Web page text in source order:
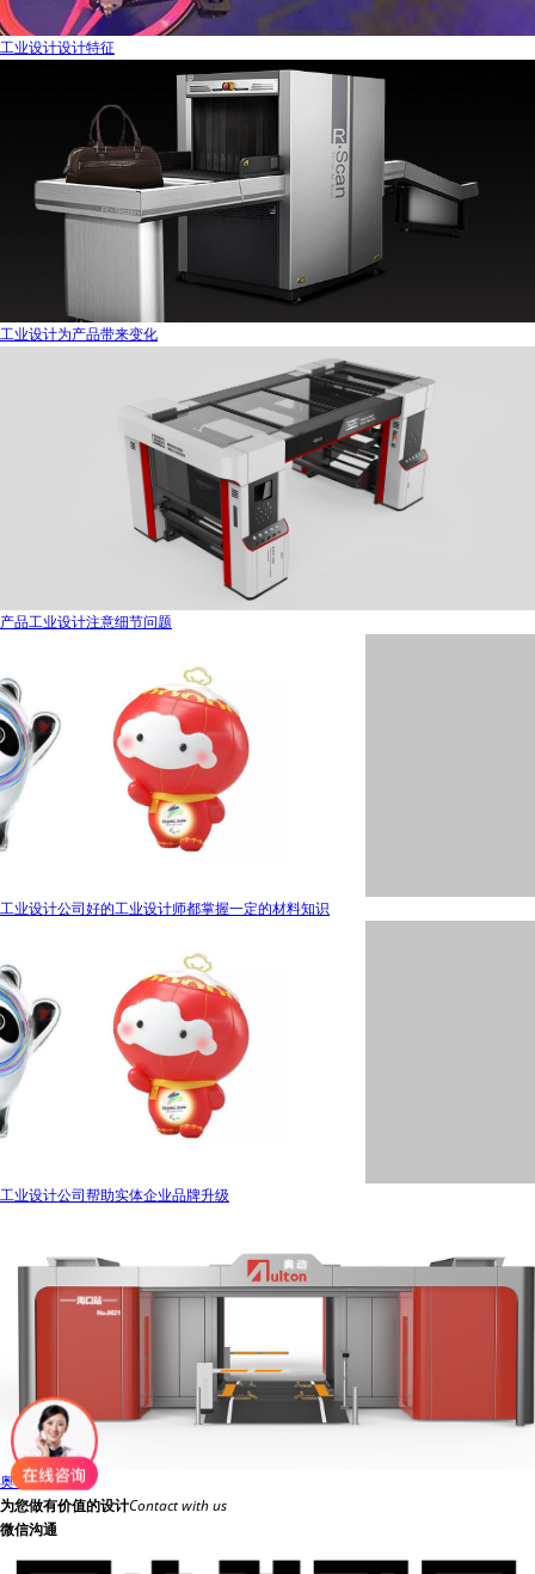
工业设计设计特征
工业设计为产品带来变化
产品工业设计注意细节问题
工业设计公司好的工业设计师都掌握一定的材料知识
工业设计公司帮助实体企业品牌升级
奥动换电站
为您做有价值的设计Contact with us
微信沟通